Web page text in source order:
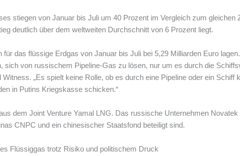
stiegen von Januar bis Juli um 40 Prozent im Vergleich zum gleichen
deutlich über dem weltweiten Durchschnitt von 6 Prozent liegt.
das flüssige Erdgas von Januar bis Juli bei 5,29 Milliarden Euro
sich von russischem Pipeline-Gas zu lösen, nur um es durch die
„Es spielt keine Rolle, ob es durch eine Pipeline oder ein Schiff
in Putins Kriegskasse schicken.“
dem Joint Venture Yamal LNG. Das russische Unternehmen Novatek
CNPC und ein chinesischer Staatsfond beteiligt sind.
Flüssiggas trotz Risiko und politischem Druck